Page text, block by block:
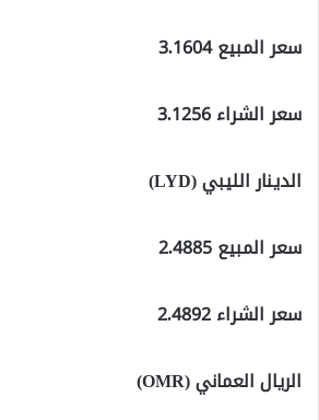
سعر المبيع 3.1604
سعر الشراء 3.1256
الدينار الليبي (LYD)
سعر المبيع 2.4885
سعر الشراء 2.4892
الريال العماني (OMR)